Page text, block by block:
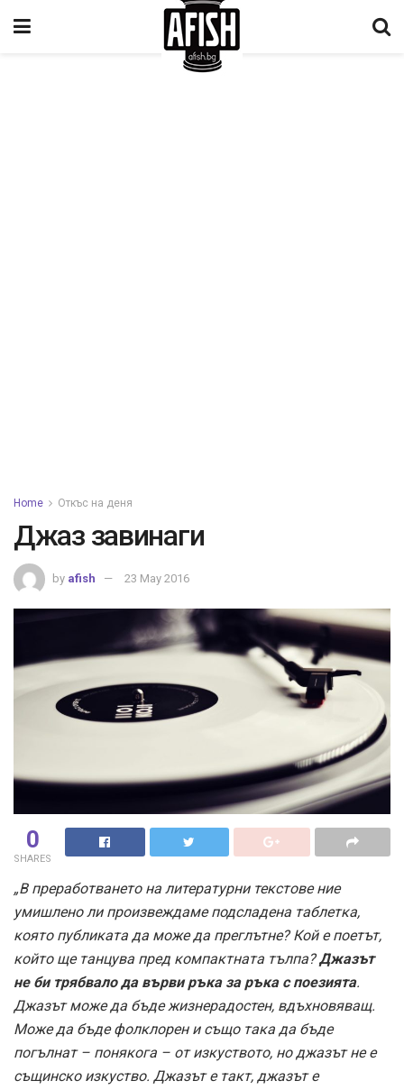
Home Откъс на деня
Джаз завинаги
by afish 23 May 2016
0
SHARES
„В преработването на литературни текстове ние
умишлено ли произвеждаме подсладена таблетка,
която публиката да може да преглътне? Кой е поетът,
който ще танцува пред компактната тълпа?Джазът
не би трябвало да върви ръка за ръка с поезията.
Джазът може да бъде жизнерадостен, вдъхновяващ.
Може да бъде фолклорен и също така да бъде
погълнат – понякога – от изкуството, но джазът не е
същинско изкуство. Джазът е такт, джазът е